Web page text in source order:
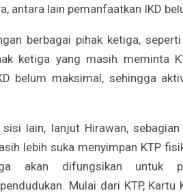
antara lain pemanfaatkan IKD
berbagai pihak ketiga,
ketiga yang masih meminta
belum maksimal, sehingga
sisi lain, lanjut Hirawan,
lebih suka menyimpan KTP
akan difungsikan untuk
Mulai dari KTP, Kartu